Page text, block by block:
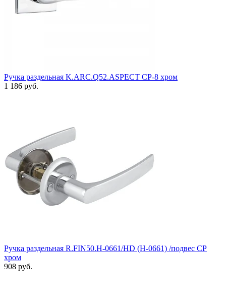
Ручка раздельная K.ARC.Q52.ASPECT CP-8 хром
1 186 руб.
Ручка раздельная R.FIN50.H-0661/HD (H-0661) /подвес CP
хром
908 руб.